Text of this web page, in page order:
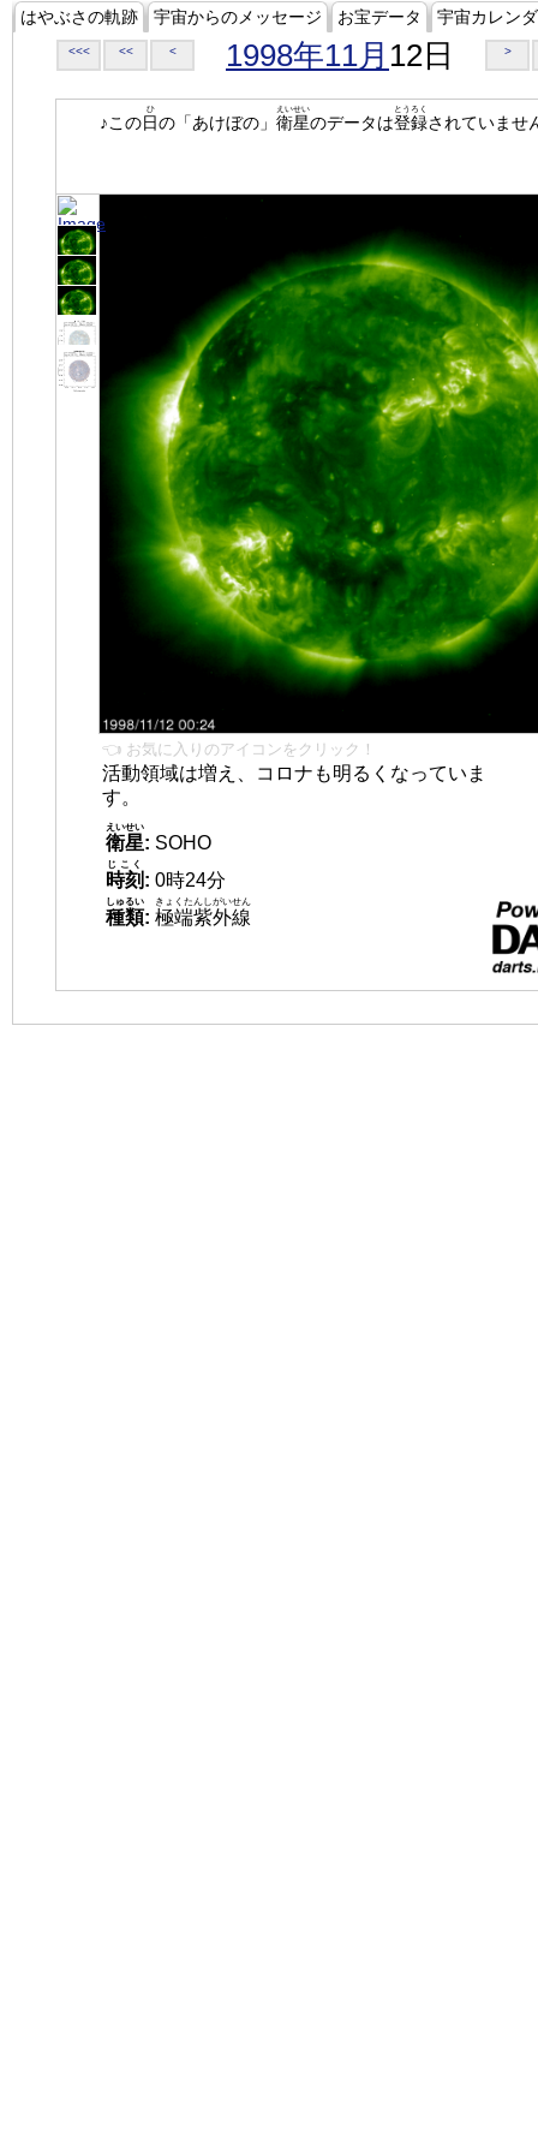
はやぶさの軌跡 宇宙からのメッセージ お宝データ 宇宙カレン
<<< << < 1998年11月 12日 >
♪この日
ひ
の「あけぼの」 衛星
えいせい
のデータは登録
とうろく
されていませ
👈 お気に入りのアイコンをクリック！
活動領域は増え、コロナも明るくなっていま
す。
衛星
えいせい
: SOHO
時刻
じこく
: 0時24分
種類
しゅるい
: 極端紫外線
きょくたんしがいせん